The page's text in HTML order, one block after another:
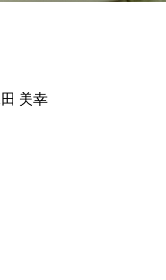
美幸